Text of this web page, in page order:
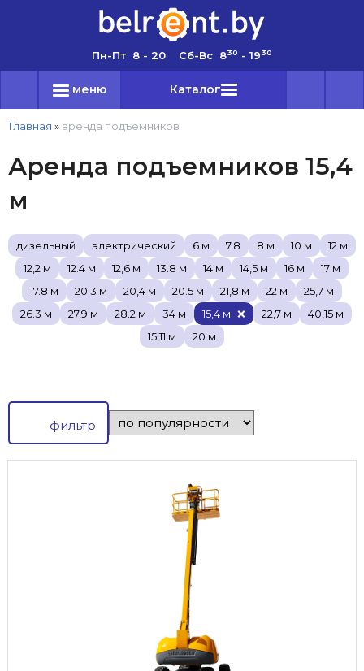
Пн-Пт 8 - 20 Сб-Вс 830 - 1930
меню Каталог
Главная » аренда подъемников
Аренда подъемников 15,4
м
дизельный электрический 6 м 7.8 8 м 10 м
12 м
12,2 м
12.4 м 12,6 м 13.8 м 14 м 14,5 м 16 м
17 м
17.8 м
20.3 м 20,4 м 20.5 м 21,8 м 22 м
25,7 м
26.3 м
27,9 м 28.2 м 34 м 15,4 м 22,7 м
40,15 м
15,11 м
20 м
фильтр